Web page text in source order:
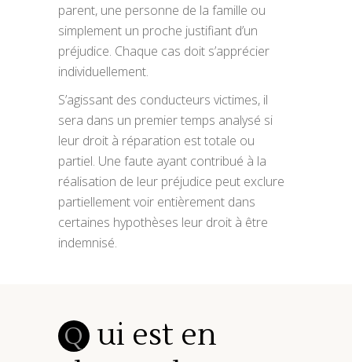
parent, une personne de la famille ou
simplement un proche justifiant d’un
préjudice. Chaque cas doit s’apprécier
individuellement.
S’agissant des conducteurs victimes, il
sera dans un premier temps analysé si
leur droit à réparation est totale ou
partiel. Une faute ayant contribué à la
réalisation de leur préjudice peut exclure
partiellement voir entièrement dans
certaines hypothèses leur droit à être
indemnisé.
Q ui est en